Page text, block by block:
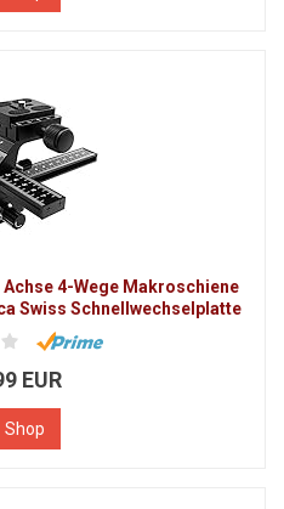
4-Wege Makroschiene
Swiss Schnellwechselplatte
EUR
Shop